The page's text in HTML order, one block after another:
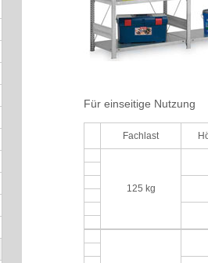
Für einseitige Nutzung
Fachlast
125 kg